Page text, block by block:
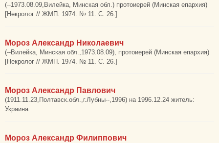
(--1973.08.09,Вилейка, Минская обл.) протоиерей (Минская епархия)
[Некролог // ЖМП. 1974. № 11. С. 26.]
Мороз Александр Николаевич
(--Вилейка, Минская обл.,1973.08.09), протоиерей (Минская епархия)
[Некролог // ЖМП. 1974. № 11. С. 26.]
Мороз Александр Павлович
(1911.11.23,Полтавск.обл.,г.Лубны--,1996) на 1996.12.24 житель:
Украина
Мороз Александр Филиппович